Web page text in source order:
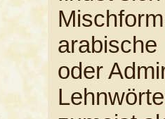
arabische
oder